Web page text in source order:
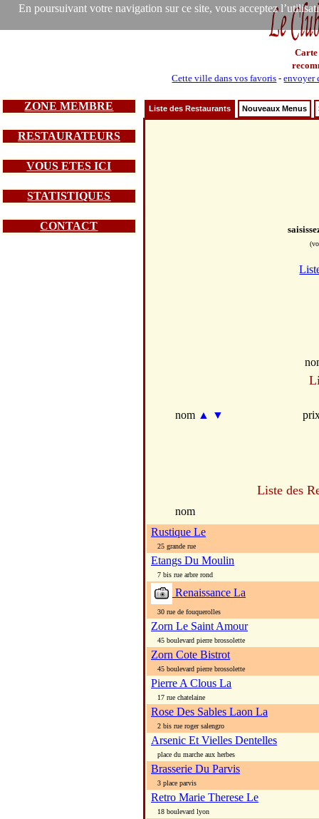
En poursuivant votre navigation sur ce site, vous acceptez
Carte
Cette ville dans vos favoris -envoyer
ZONE MEMBRE
RESTAURATEURS
VOUS ETES ICI
STATISTIQUES
CONTACT
Liste des Restaurants Nouveaux Menus
nom ▲ ▼
Liste des
nom
Rustique Le
25 grande rue
Etangs Du Moulin
7 bis rue arbre rond
Renaissance La
30 rue de fouquerolles
Zorn Le Saint Amour
45 boulevard pierre brossolette
Zorn Cote Bistrot
45 boulevard pierre brossolette
Pierre A Clous La
17 rue chatelaine
Rose Des Sables Laon La
2 bis rue roger salengro
Arsenic Et Vielles Dentelles
place du marche aux herbes
Brasserie Du Parvis
3 place parvis
Retro Marie Therese Le
18 boulevard lyon